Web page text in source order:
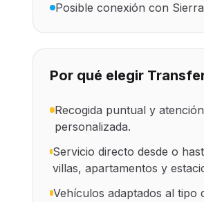
Posible conexión con
Por qué elegir
Recogida puntual y atención
personalizada.
Servicio directo desde o
villas, apartamentos y
Vehículos adaptados al tipo